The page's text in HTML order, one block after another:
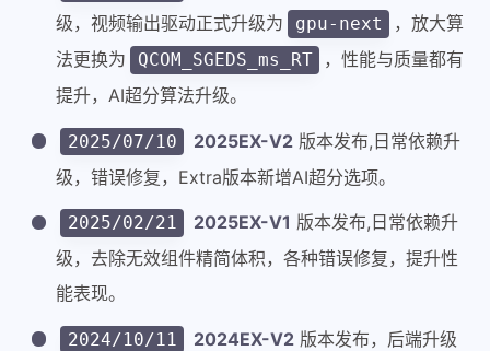
级，视频输出驱动正式升级为
gpu-next
，放大算
法更换为
QCOM_SGEDS_ms_RT
，性能与质量都有
提升，AI超分算法升级。
2025/07/10 2025EX-V2版本发布,日常依赖升
级，错误修复，Extra版本新增AI超分选项。
2025/02/21 2025EX-V1 版本发布,日常依赖升
级，去除无效组件精简体积，各种错误修复，提升性
能表现。
2024/10/11 2024EX-V2版本发布，后端升级